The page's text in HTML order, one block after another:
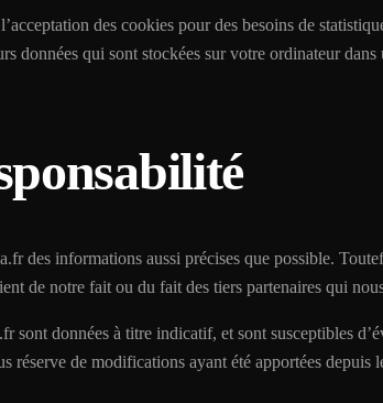
des cookies pour des besoins de
données qui sont stockées sur votre ordinateur
informations aussi précises que possible.
de notre fait ou du fait des tiers partenaires qui
données à titre indicatif, et sont susceptibles
réserve de modifications ayant été apportées depuis